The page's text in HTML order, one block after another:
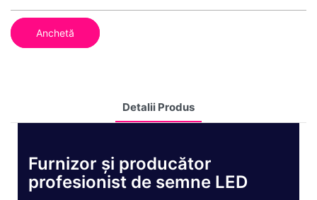
Anchetă
Detalii Produs
Furnizor și producător
profesionist de semne LED